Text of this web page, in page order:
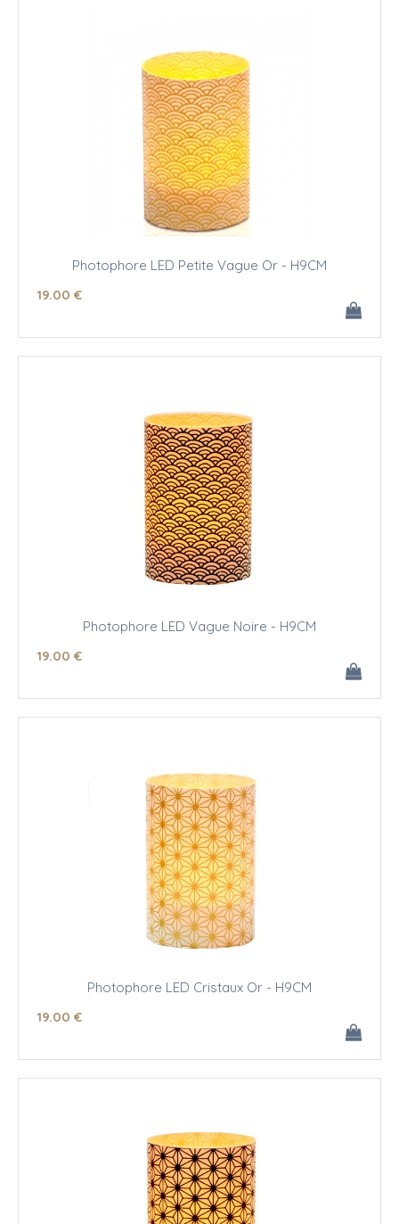
Photophore LED Petite Vague Or - H9CM
19.00 €
Photophore LED Vague Noire - H9CM
19.00 €
Photophore LED Cristaux Or - H9CM
19.00 €